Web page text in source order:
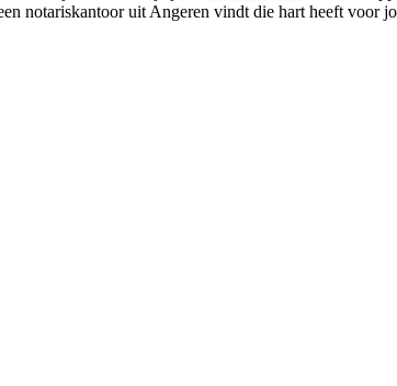
notariskantoor uit Angeren vindt die hart heeft voor